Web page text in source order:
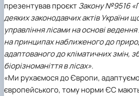
презентував проєктЗакону №9516
деяких законодавчих актів України
управління лісами на основі
на принципах наближеного до
адаптованого до кліматичних змін,
біорізноманіття в лісах».
«Ми рухаємося до Європи,
європейського, тому норми ЄС мають